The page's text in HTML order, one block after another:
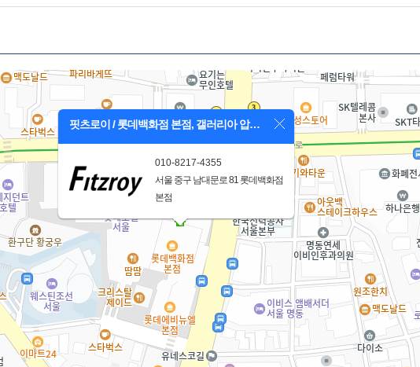
핏츠로이 / 롯데백화점 본점, 갤러리아 압구정
010-8217-4355
서울 중구 남대문로 81 롯데백화점
본점